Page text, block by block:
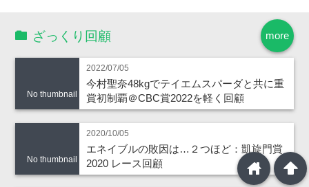
more
ざっくり回顧
No thumbnail
2022/07/05
今村聖奈48kgでテイエムスパーダと共に重
賞初制覇＠CBC賞2022を軽く回顧
No thumbnail
2020/10/05
エネイブルの敗因は…２つほど：凱旋門賞
2020 レース回顧
arrowup
home